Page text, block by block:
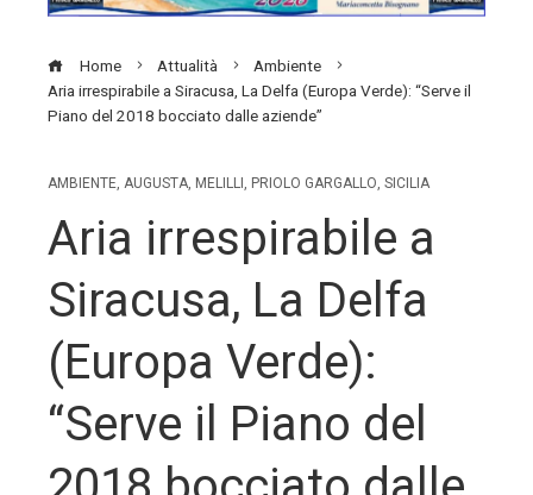
Home Attualità
Ambiente
Aria irrespirabile a Siracusa, La Delfa (Europa Verde): “Serve il
Piano del 2018 bocciato dalle aziende”
AMBIENTE, AUGUSTA, MELILLI , PRIOLO GARGALLO, SICILIA
Aria irrespirabile a
Siracusa, La Delfa
(Europa Verde):
“Serve il Piano del